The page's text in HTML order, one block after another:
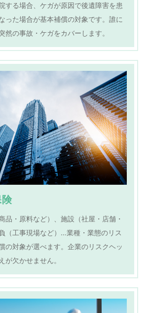
する場合、ケガが原因で後遺障害を患
った場合が基本補償の対象です。誰に
然の事故・ケガをカバーします。
品・原料など）、施設（社屋・店舗・
（工事現場など）…業種・業態のリス
の対象が選べます。企業のリスクヘッ
が欠かせません。